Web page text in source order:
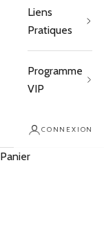
Liens
Pratiques
Programme
VIP
CONNEXION
Panier